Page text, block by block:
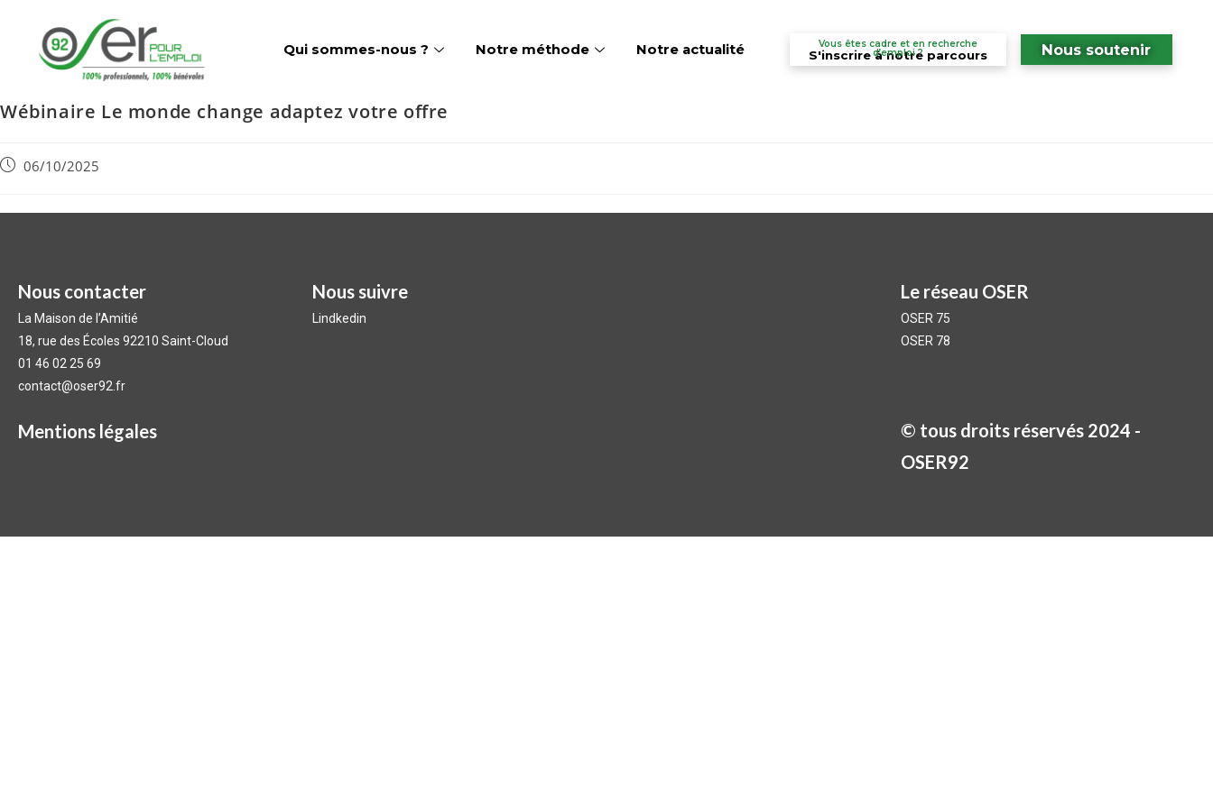
Qui sommes-nous ? Notre méthode Notre actualité Vous êtes cadre et en recherche
d’emploi ?
S'inscrire à notre parcours Nous soutenir
Wébinaire Le monde change adaptez votre offre
06/10/2025
Nous contacter
La Maison de l’Amitié
18, rue des Écoles 92210 Saint-Cloud
01 46 02 25 69
contact@oser92.fr
Mentions légales
Nous suivre​
Lindkedin
Le réseau OSER ​
OSER 75
OSER 78
© tous droits réservés 2024 -
OSER92​